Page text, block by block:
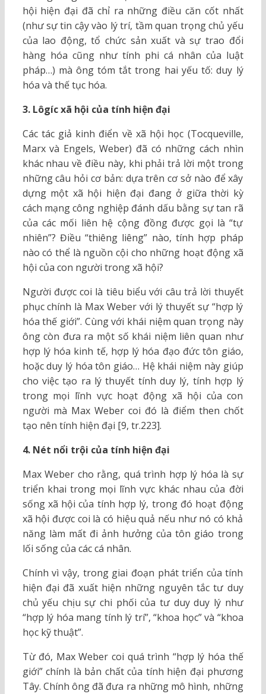
hội hiện đại đã chỉ ra những điều căn cốt nhất
(như sự tin cậy vào lý trí, tầm quan trọng chủ yếu
của lao động, tổ chức sản xuất và sự trao đổi
hàng hóa cũng như tính phi cá nhân của luật
pháp…) mà ông tóm tắt trong hai yếu tố: duy lý
hóa và thế tục hóa.
3. Lôgíc xã hội của tính hiện đại
Các tác giả kinh điển về xã hội học (Tocqueville,
Marx và Engels, Weber) đã có những cách nhìn
khác nhau về điều này, khi phải trả lời một trong
những câu hỏi cơ bản: dựa trên cơ sở nào để xây
dựng một xã hội hiện đại đang ở giữa thời kỳ
cách mạng công nghiệp đánh dấu bằng sự tan rã
của các mối liên hệ cộng đồng được gọi là “tự
nhiên”? Điều “thiêng liêng” nào, tính hợp pháp
nào có thể là nguồn cội cho những hoạt động xã
hội của con người trong xã hội?
Người được coi là tiêu biểu với câu trả lời thuyết
phục chính là Max Weber với lý thuyết sự “hợp lý
hóa thế giới”. Cùng với khái niệm quan trọng này
ông còn đưa ra một số khái niệm liên quan như
hợp lý hóa kinh tế, hợp lý hóa đạo đức tôn giáo,
hoặc duy lý hóa tôn giáo… Hệ khái niệm này giúp
cho việc tạo ra lý thuyết tính duy lý, tính hợp lý
trong mọi lĩnh vực hoạt động xã hội của con
người mà Max Weber coi đó là điểm then chốt
tạo nên tính hiện đại [9, tr.223].
4. Nét nổi trội của tính hiện đại
Max Weber cho rằng, quá trình hợp lý hóa là sự
triển khai trong mọi lĩnh vực khác nhau của đời
sống xã hội của tính hợp lý, trong đó hoạt động
xã hội được coi là có hiệu quả nếu như nó có khả
năng làm mất đi ảnh hưởng của tôn giáo trong
lối sống của các cá nhân.
Chính vì vậy, trong giai đoạn phát triển của tính
hiện đại đã xuất hiện những nguyên tắc tư duy
chủ yếu chịu sự chi phối của tư duy duy lý như
“hợp lý hóa mang tính lý trí”, “khoa học” và “khoa
học kỹ thuật”.
Từ đó, Max Weber coi quá trình “hợp lý hóa thế
giới” chính là bản chất của tính hiện đại phương
Tây. Chính ông đã đưa ra những mô hình, những